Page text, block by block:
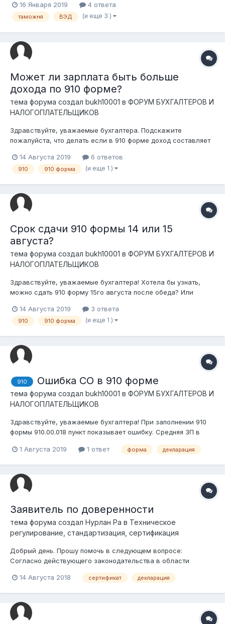
товары - 04.10.2018г., документы по факту были
предоставлены 07.12.2018 г. , 05.12.2018 г. - вышло решение о
16 Января 2019 4 ответа
таможня ВЭД (и еще 3 )
Может ли зарплата быть больше
дохода по 910 форме?
тема форума создал bukh10001 в ФОРУМ БУХГАЛТЕРОВ И
НАЛОГОПЛАТЕЛЬЩИКОВ
Здравствуйте, уважаемые бухгалтера. Подскажите
пожалуйста, что делать если в 910 форме доход составляет
том что зарплата выдавалась из средств по предоплате.
Работы по ним будут закрыты только во 2 полугодие. Что
14 Августа 2019 6 ответов
910 910 форма (и еще 1 )
Срок сдачи 910 формы 14 или 15
августа?
тема форума создал bukh10001 в ФОРУМ БУХГАЛТЕРОВ И
НАЛОГОПЛАТЕЛЬЩИКОВ
Здравствуйте, уважаемые бухгалтера! Хотела бы узнать,
можно сдать 910 форму 15го августа после обеда? Или
предусматриваются в случае сдачи декларации позднее
15го? Заранее благодарю!
14 Августа 2019 3 ответа
910 910 форма (и еще 1 )
910 Ошибка СО в 910 форме
тема форума создал bukh10001 в ФОРУМ БУХГАЛТЕРОВ И
НАЛОГОПЛАТЕЛЬЩИКОВ
Здравствуйте, уважаемые бухгалтера! При заполнении 910
формы 910.00.018 пункт показывает ошибку. Средняя ЗП в
директора 600,000, а бухгалтера 42500. Так как ЗП
максимальному доходу...
1 Августа 2019 1 ответ форма декларация
Заявитель по доверенности
тема форума создал Нурлан Ра в Техническое
регулирование, стандартизация, сертификация
Добрый день. Прошу помочь в следующем вопросе:
Согласно действующего законодательства в области
соответствия продукции (ДС), Заявитель обязан проставить
какими-то внутренними процессами, Заявител...
14 Августа 2018 сертификат декларация